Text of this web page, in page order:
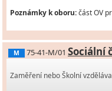
Poznámky k oboru:část OV
M 75-41-M/01 Sociální
Zaměření nebo Školní